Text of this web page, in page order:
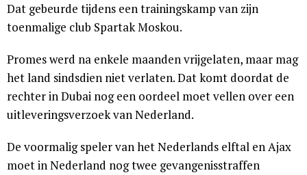
Dat gebeurde tijdens een trainingskamp van zijn
toenmalige club Spartak Moskou.
Promes werd na enkele maanden vrijgelaten, maar mag
het land sindsdien niet verlaten. Dat komt doordat de
rechter in Dubai nog een oordeel moet vellen over een
uitleveringsverzoek van Nederland.
De voormalig speler van het Nederlands elftal en Ajax
moet in Nederland nog twee gevangenisstraffen